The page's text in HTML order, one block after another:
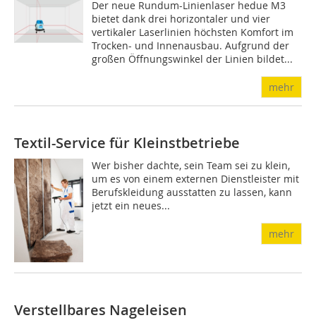
Der neue Rundum-Linienlaser hedue M3
bietet dank drei horizontaler und vier
vertikaler Laserlinien höchsten Komfort im
Trocken- und Innenausbau. Aufgrund der
großen Öffnungswinkel der Linien bildet...
mehr
Textil-Service für Kleinstbetriebe
Wer bisher dachte, sein Team sei zu klein,
um es von einem externen Dienstleister mit
Berufskleidung ausstatten zu lassen, kann
jetzt ein neues...
mehr
Verstellbares Nageleisen